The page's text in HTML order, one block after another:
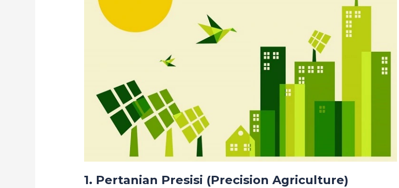
1. Pertanian Presisi (Precision Agriculture)